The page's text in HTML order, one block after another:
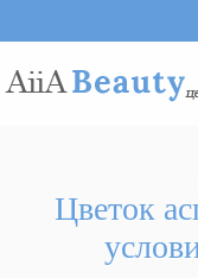
Цветок